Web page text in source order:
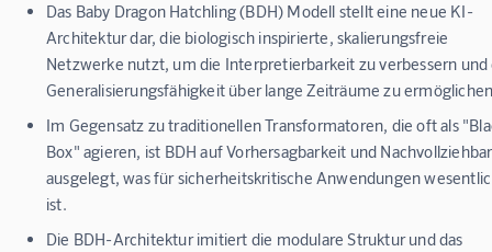
Das Baby Dragon Hatchling (BDH) Modell stellt eine neue KI-
Architektur dar, die biologisch inspirierte, skalierungsfreie
Netzwerke nutzt, um die Interpretierbarkeit zu verbessern und
Generalisierungsfähigkeit über lange Zeiträume zu
Im Gegensatz zu traditionellen Transformatoren, die oft als
Box" agieren, ist BDH auf Vorhersagbarkeit und
ausgelegt, was für sicherheitskritische Anwendungen
ist.
Die BDH-Architektur imitiert die modulare Struktur und das